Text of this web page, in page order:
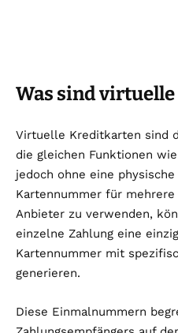
Was sind
Virtuelle Kreditkarten sind
die gleichen Funktionen
jedoch ohne eine
Kartennummer für
Anbieter zu verwenden,
einzelne Zahlung eine
Kartennummer mit
generieren.
Diese Einmalnummern